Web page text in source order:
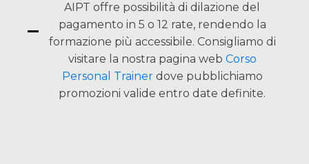
AIPT offre possibilità di dilazione del
pagamento in 5 o 12 rate, rendendo la
formazione più accessibile. Consigliamo di
visitare la nostra pagina web Corso
Personal Trainerdove pubblichiamo
promozioni valide entro date definite.